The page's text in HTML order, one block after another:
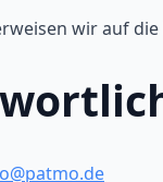
wir auf